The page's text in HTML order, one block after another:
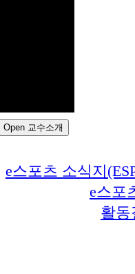
Open 교수소개
e스포츠 소식지
e스포
활동